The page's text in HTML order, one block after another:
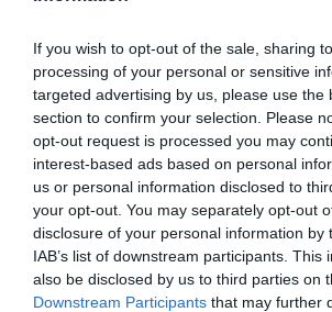
If you wish to opt-out of the sale, sharing
processing of your personal or sensitive
targeted advertising by us, please use the
section to confirm your selection. Please
opt-out request is processed you may
interest-based ads based on personal
us or personal information disclosed to
your opt-out. You may separately opt-out
disclosure of your personal information by
IAB’s list of downstream participants. This
also be disclosed by us to third parties on
Downstream Participants that may further
econòmics del municipi.
l'Ajuntament de Barberà
Negocis Nodus Barberài la
Promociói durant el transcurs de
reconeixement a l'emprenedoria
del10º Concurs d'Iniciativa
Sabadell celebra el primerCafè
d'emprenedoria. En forma de